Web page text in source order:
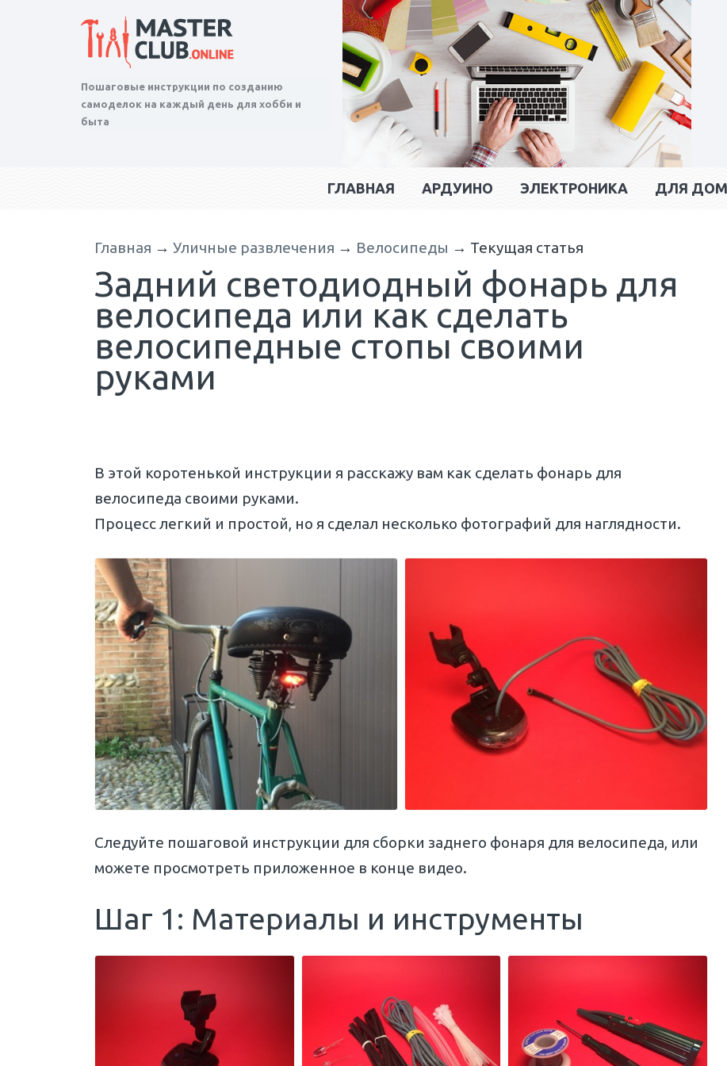
Пошаговые инструкции по созданию
самоделок на каждый день для хобби и
быта
ГЛАВНАЯ АРДУИНО ЭЛЕКТРОНИКА ДЛЯ
Главная →Уличные развлечения → Велосипеды → Текущая статья
Задний светодиодный фонарь для
велосипеда или как сделать
велосипедные стопы своими
руками
В этой коротенькой инструкции я расскажу вам как сделать фонарь для
велосипеда своими руками.
Процесс легкий и простой, но я сделал несколько фотографий для наглядности.
Следуйте пошаговой инструкции для сборки заднего фонаря для велосипеда, или
можете просмотреть приложенное в конце видео.
Шаг 1: Материалы и инструменты